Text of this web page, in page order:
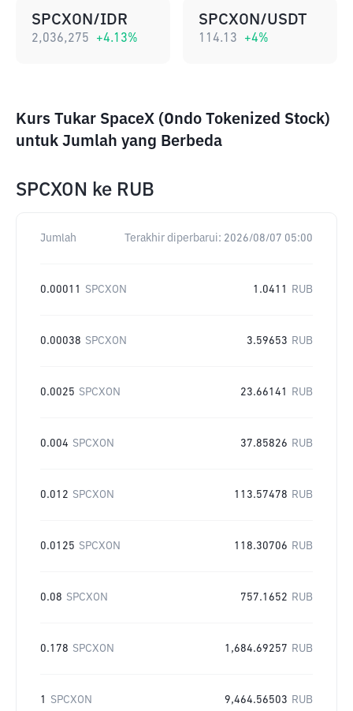
SPCXON/IDR
2,036,275 +4.13%
SPCXON/USDT
114.13 +4%
Kurs Tukar SpaceX (Ondo Tokenized Stock)
untuk Jumlah yang Berbeda
SPCXON ke RUB
Jumlah Terakhir diperbarui: 2026/08/07 05:00
0.00011 SPCXON 1.0411 RUB
0.00038 SPCXON 3.59653 RUB
0.0025 SPCXON 23.66141 RUB
0.004 SPCXON 37.85826 RUB
0.012 SPCXON 113.57478 RUB
0.0125 SPCXON 118.30706 RUB
0.08 SPCXON 757.1652 RUB
0.178 SPCXON 1,684.69257 RUB
1 SPCXON 9,464.56503 RUB